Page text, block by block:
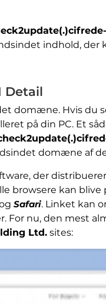
indhold,
Detail
domæne. Hvis du
på din PC. Et
domæne af
der
browsere kan
Safari. Linket kan
For nu, den mest
Ltd. sites: